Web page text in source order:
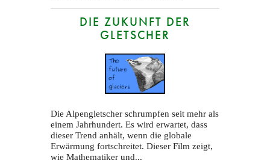
DIE ZUKUNFT DER
GLETSCHER
Die Alpengletscher schrumpfen seit mehr als
einem Jahrhundert. Es wird erwartet, dass
dieser Trend anhält, wenn die globale
Erwärmung fortschreitet. Dieser Film zeigt,
wie Mathematiker und...